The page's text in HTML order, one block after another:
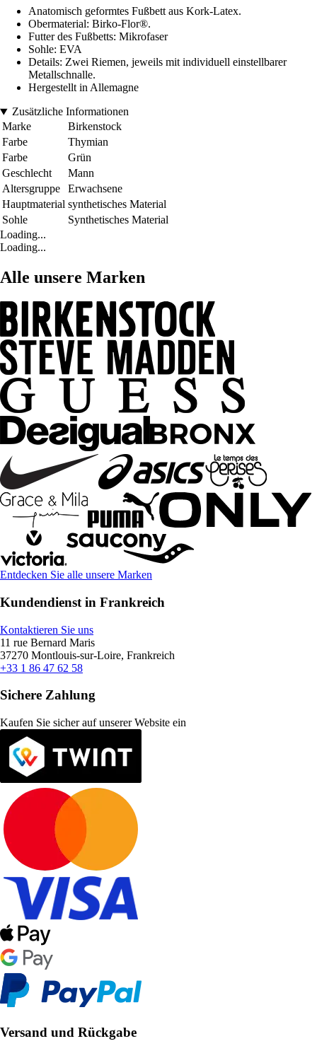
Anatomisch geformtes Fußbett aus Kork-Latex.
Obermaterial: Birko-Flor®.
Futter des Fußbetts: Mikrofaser
Sohle: EVA
Details: Zwei Riemen, jeweils mit individuell einstellbarer
Metallschnalle.
Hergestellt in Allemagne
Zusätzliche Informationen
Marke
Birkenstock
Farbe
Thymian
Farbe
Grün
Geschlecht
Mann
Altersgruppe
Erwachsene
Hauptmaterial synthetisches Material
Sohle
Synthetisches Material
Loading...
Loading...
Alle unsere Marken
Entdecken Sie alle unsere Marken
Kundendienst in Frankreich
Kontaktieren Sie uns
11 rue Bernard Maris
37270 Montlouis-sur-Loire, Frankreich
+33 1 86 47 62 58
Sichere Zahlung
Kaufen Sie sicher auf unserer Website ein
Versand und Rückgabe